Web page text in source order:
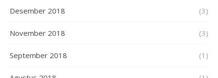
Desember 2018 (3)
November 2018 (3)
September 2018 (1)